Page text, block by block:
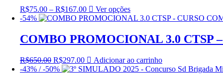
do
produto
opções
podem
escolhidas
na
página
do
produto
R$75.00 – R$167.00 Faixa
de
R$75.00
através
Ver opções
produto
várias
variantes.
opções
podem
-54%
COMBO PROMOCIONAL 3.0 CTSP
R$650.00 O
preço
R$297.00 O
preço
Adicionar ao carrinho
-43% / -50%